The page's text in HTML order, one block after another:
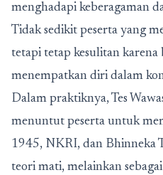
menghadapi keberagaman
Tidak sedikit peserta yang
tetapi tetap kesulitan karena
menempatkan diri dalam
Dalam praktiknya, Tes
menuntut peserta untuk
1945, NKRI, dan Bhinneka
teori mati, melainkan